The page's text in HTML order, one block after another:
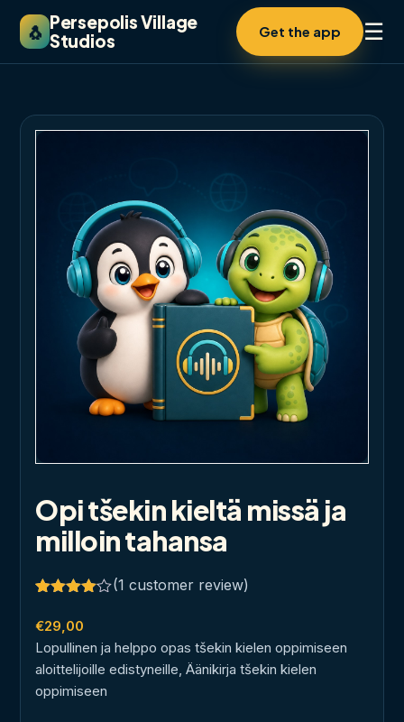
🐧 Persepolis Village
Studios
Get the app ☰
Opi tšekin kieltä missä ja
milloin tahansa
4.00 out
of 5
based
on
customer
rating
(1 customer review)
€29,00
Lopullinen ja helppo opas tšekin kielen oppimiseen
aloittelijoille edistyneille, Äänikirja tšekin kielen
oppimiseen